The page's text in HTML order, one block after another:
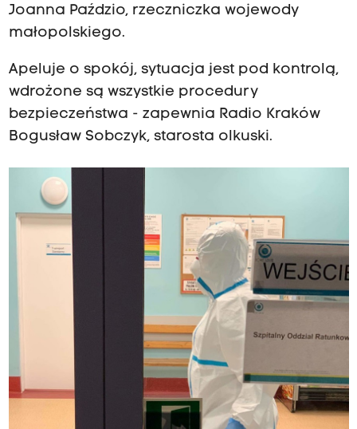
Joanna Paździo, rzeczniczka wojewody
małopolskiego.
Apeluje o spokój, sytuacja jest pod kontrolą,
wdrożone są wszystkie procedury
bezpieczeństwa - zapewnia Radio Kraków
Bogusław Sobczyk, starosta olkuski.